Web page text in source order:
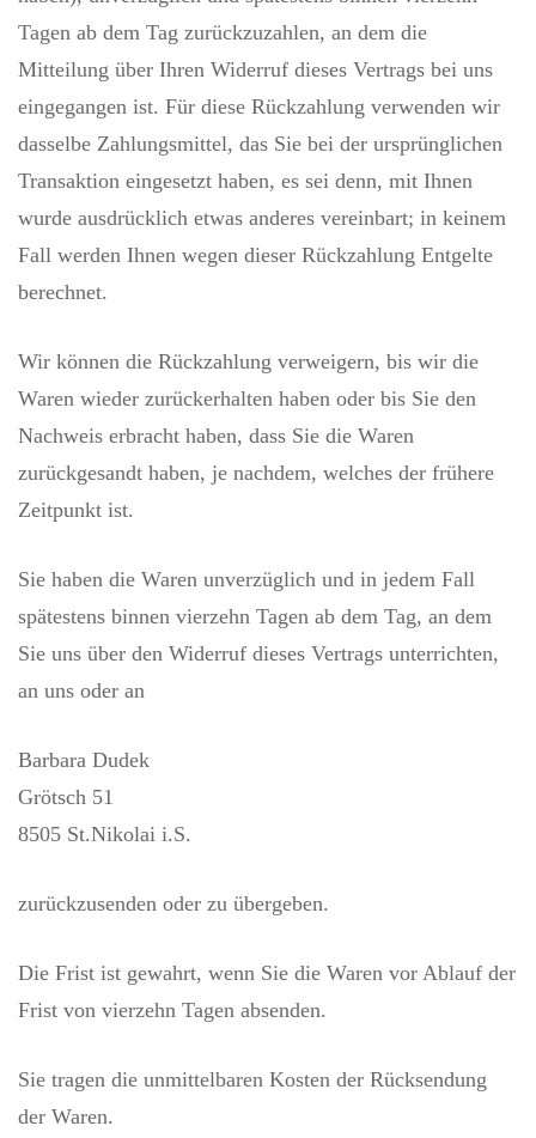
Tagen ab dem Tag zurückzuzahlen, an dem die
Mitteilung über Ihren Widerruf dieses Vertrags bei uns
eingegangen ist. Für diese Rückzahlung verwenden wir
dasselbe Zahlungsmittel, das Sie bei der ursprünglichen
Transaktion eingesetzt haben, es sei denn, mit Ihnen
wurde ausdrücklich etwas anderes vereinbart; in keinem
Fall werden Ihnen wegen dieser Rückzahlung Entgelte
berechnet.
Wir können die Rückzahlung verweigern, bis wir die
Waren wieder zurückerhalten haben oder bis Sie den
Nachweis erbracht haben, dass Sie die Waren
zurückgesandt haben, je nachdem, welches der frühere
Zeitpunkt ist.
Sie haben die Waren unverzüglich und in jedem Fall
spätestens binnen vierzehn Tagen ab dem Tag, an dem
Sie uns über den Widerruf dieses Vertrags unterrichten,
an uns oder an
Barbara Dudek
Grötsch 51
8505 St.Nikolai i.S.
zurückzusenden oder zu übergeben.
Die Frist ist gewahrt, wenn Sie die Waren vor Ablauf der
Frist von vierzehn Tagen absenden.
Sie tragen die unmittelbaren Kosten der Rücksendung
der Waren.